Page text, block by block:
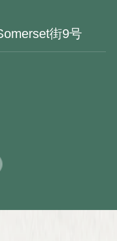
街9号